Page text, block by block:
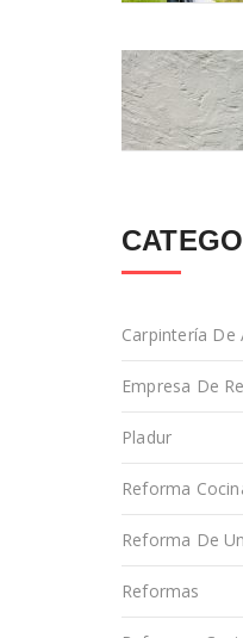
Carpintería De
Empresa De
Pladur
Reforma
Reforma De
Reformas